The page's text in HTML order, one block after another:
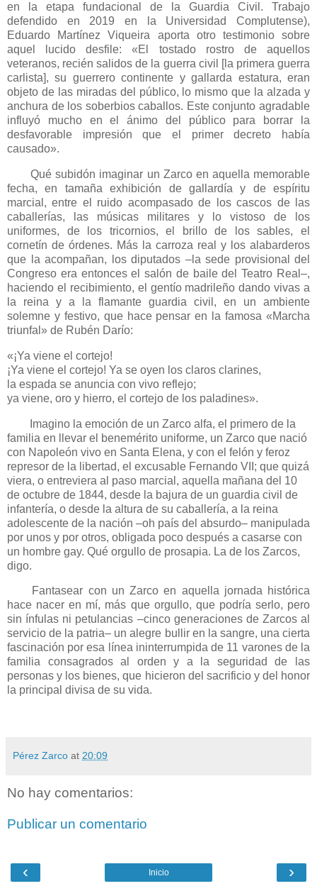
en la etapa fundacional de la Guardia Civil. Trabajo
defendido en 2019 en la Universidad Complutense),
Eduardo Martínez Viqueira aporta otro testimonio sobre
aquel lucido desfile: «El tostado rostro de aquellos
veteranos, recién salidos de la guerra civil [la primera guerra
carlista], su guerrero continente y gallarda estatura, eran
objeto de las miradas del público, lo mismo que la alzada y
anchura de los soberbios caballos. Este conjunto agradable
influyó mucho en el ánimo del público para borrar la
desfavorable impresión que el primer decreto había
causado».
Qué subidón imaginar un Zarco en aquella memorable
fecha, en tamaña exhibición de gallardía y de espíritu
marcial, entre el ruido acompasado de los cascos de las
caballerías, las músicas militares y lo vistoso de los
uniformes, de los tricornios, el brillo de los sables, el
cornetín de órdenes. Más la carroza real y los alabarderos
que la acompañan, los diputados –la sede provisional del
Congreso era entonces el salón de baile del Teatro Real–,
haciendo el recibimiento, el gentío madrileño dando vivas a
la reina y a la flamante guardia civil, en un ambiente
solemne y festivo, que hace pensar en la famosa «Marcha
triunfal» de Rubén Darío:
«¡Ya viene el cortejo!
¡Ya viene el cortejo! Ya se oyen los claros clarines,
la espada se anuncia con vivo reflejo;
ya viene, oro y hierro, el cortejo de los paladines».
Imagino la emoción de un Zarco alfa, el primero de la
familia en llevar el benemérito uniforme, un Zarco que nació
con Napoleón vivo en Santa Elena, y con el felón y feroz
represor de la libertad, el excusable Fernando VII; que quizá
viera, o entreviera al paso marcial, aquella mañana del 10
de octubre de 1844, desde la bajura de un guardia civil de
infantería, o desde la altura de su caballería, a la reina
adolescente de la nación –oh país del absurdo– manipulada
por unos y por otros, obligada poco después a casarse con
un hombre gay. Qué orgullo de prosapia. La de los Zarcos,
digo.
Fantasear con un Zarco en aquella jornada histórica
hace nacer en mí, más que orgullo, que podría serlo, pero
sin ínfulas ni petulancias –cinco generaciones de Zarcos al
servicio de la patria– un alegre bullir en la sangre, una cierta
fascinación por esa línea ininterrumpida de 11 varones de la
familia consagrados al orden y a la seguridad de las
personas y los bienes, que hicieron del sacrificio y del honor
la principal divisa de su vida.
Pérez Zarco at 20:09
No hay comentarios:
Publicar un comentario
‹ ›
Inicio